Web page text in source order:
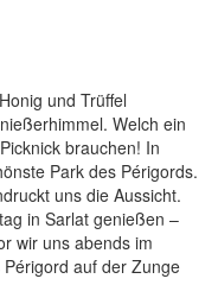
und Trüffel
Welch ein
brauchen! In
Park des Périgords.
uns die Aussicht.
in Sarlat genießen –
wir uns abends im
auf der Zunge